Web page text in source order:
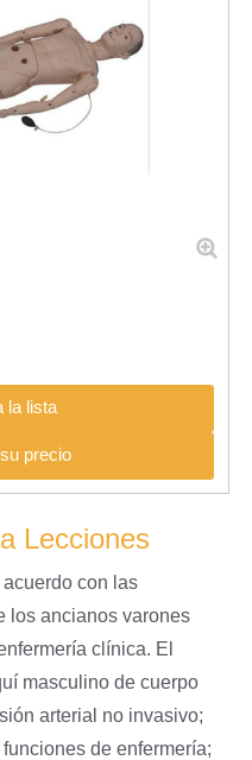
la lista
precio
Lecciones
con las
los ancianos varones
clínica. El
masculino de cuerpo
arterial no invasivo;
de enfermería;